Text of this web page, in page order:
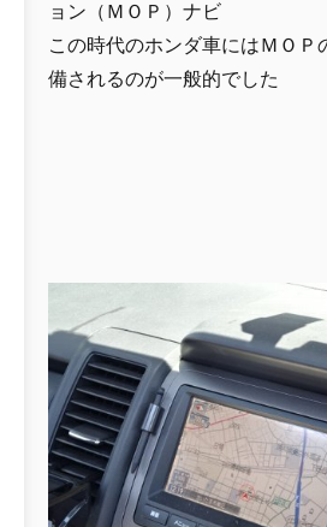
ョン（ＭＯＰ）ナビ
この時代のホンダ車にはＭＯＰ
備されるのが一般的でした